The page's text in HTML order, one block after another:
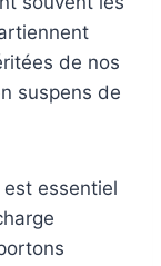
de nos
suspens de
est essentiel